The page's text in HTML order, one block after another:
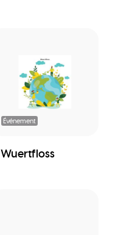
Événement
Wuertfloss